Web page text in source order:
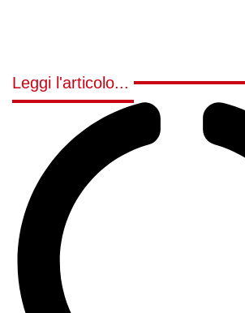
Leggi l'articolo...